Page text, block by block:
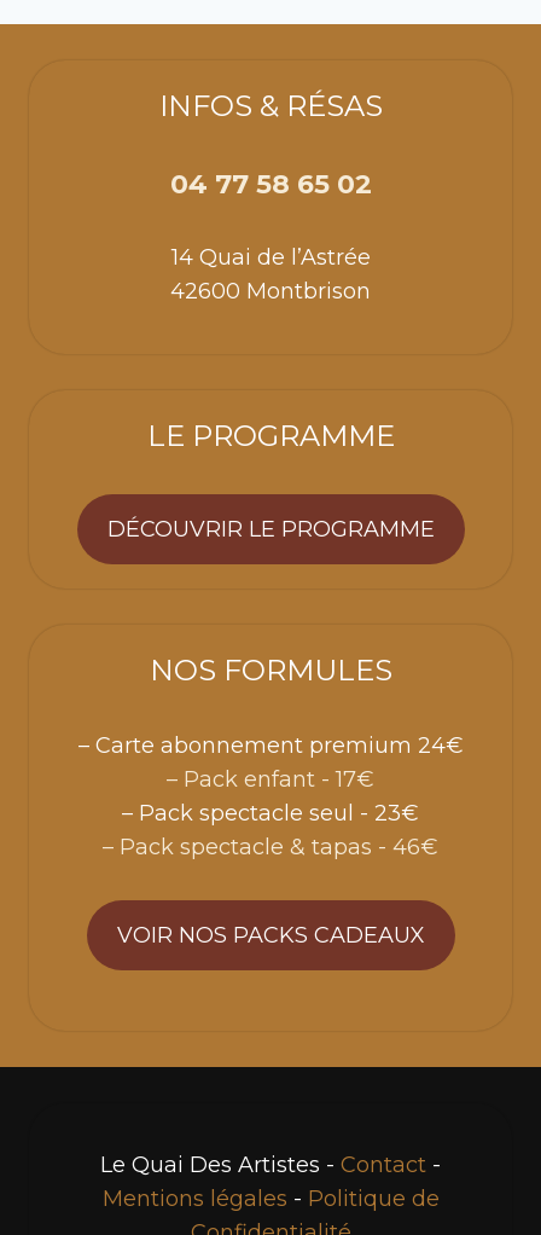
page
INFOS & RÉSAS
04 77 58 65 02
14 Quai de l’Astrée
42600 Montbrison
LE PROGRAMME
DÉCOUVRIR LE PROGRAMME
NOS FORMULES
– Carte abonnement premium 24€
– Pack enfant - 17€
– Pack spectacle seul - 23€
– Pack spectacle & tapas - 46€
VOIR NOS PACKS CADEAUX
Le Quai Des Artistes - Contact -
Mentions légales - Politique de